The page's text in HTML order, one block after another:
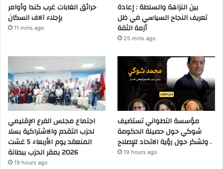
حرائق الغابات غرب كندا وأوامر
بإجلاء آلاف السكان
11 mins ago
بين النزاهة والسلطة : إعادة
تعريف النجاح السياسي في ظل
أزمة الثقة
25 mins ago
اجتماع مجلس الفرع الإقليمي
لحزب التقدم والاشتراكية بسلا
المنعقد يوم الأربعاء 5 غشت
2026 بمقر الحزب ببطانة
19 hours ago
مؤسسة التطواني تستضيف
شوكي حول حصيلة الحكومة
ولشكر حول رؤية الاتحاد للإصلاح .
19 hours ago